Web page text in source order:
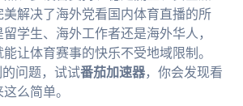
解决了海外党看国内体育直播的所
学生、海外工作者还是海外华人，
让体育赛事的快乐不受地域限制。
问题，试试番茄加速器，你会发现看
么简单。